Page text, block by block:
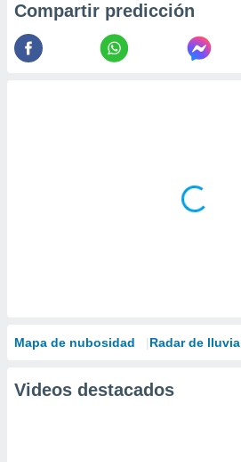
Compartir predicción
Mapa de nubosidad Radar de lluvia
Videos destacados